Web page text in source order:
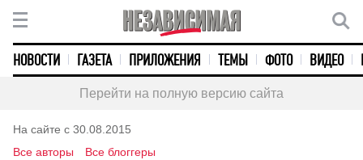
НОВОСТИ ГАЗЕТА ПРИЛОЖЕНИЯ ТЕМЫ ФОТО ВИДЕО
Перейти на полную версию сайта
На сайте с 30.08.2015
Все авторы
Все блоггеры